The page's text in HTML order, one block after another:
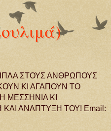
ΣΤΟΥΣ ΑΝΘΡΩΠΟΥΣ
ΚΙ ΑΓΑΠΟΥΝ ΤΟ
ΜΕΣΣΗΝΙΑ ΚΙ
ΑΝΑΠΤΥΞΗ ΤΟΥ! Email: